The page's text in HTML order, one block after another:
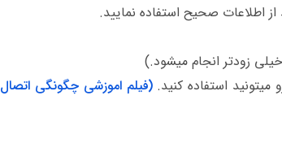
اطلاعات صحیح استفاده نمایید.
زودتر انجام میشود.)
میتونید استفاده کنید.(فیلم اموزشی چگونگی اتصال